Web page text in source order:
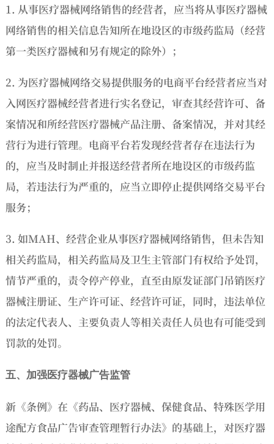
1. 从事医疗器械网络销售的经营者，应当将从事医疗器械
网络销售的相关信息告知所在地设区的市级药监局（经营
第一类医疗器械和另有规定的除外）；
2. 为医疗器械网络交易提供服务的电商平台经营者应当对
入网医疗器械经营者进行实名登记，审查其经营许可、备
案情况和所经营医疗器械产品注册、备案情况，并对其经
营行为进行管理。电商平台若发现经营者存在违法行为
的，应当及时制止并报送经营者所在地设区的市级药监
局，若违法行为严重的，应当立即停止提供网络交易平台
服务；
3. 如MAH、经营企业从事医疗器械网络销售，但未告知
相关药监局，相关药监局及卫生主管部门有权给予处罚，
情节严重的，责令停产停业，直至由原发证部门吊销医疗
器械注册证、生产许可证、经营许可证，同时，违法单位
的法定代表人、主要负责人等相关责任人员也有可能受到
罚款的处罚。
五、加强医疗器械广告监管
新《条例》在《药品、医疗器械、保健食品、特殊医学用
途配方食品广告审查管理暂行办法》的基础上，对医疗器